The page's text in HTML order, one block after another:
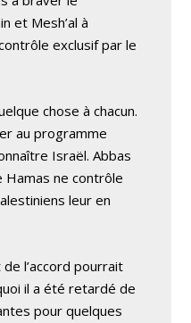
et Mesh’al à
exclusif par le
chose à chacun.
au programme
Israël. Abbas
Hamas ne contrôle
leur en
l’accord pourrait
il a été retardé de
pour quelques